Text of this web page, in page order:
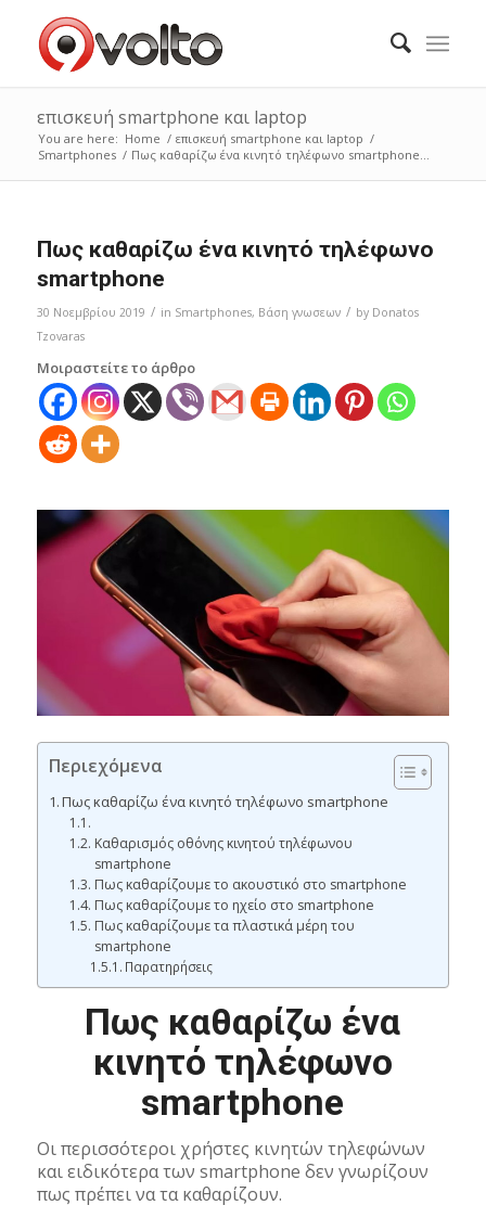
επισκευή smartphone και laptop
You are here: Home / επισκευή smartphone και laptop /
Smartphones / Πως καθαρίζω ένα κινητό τηλέφωνο smartphone...
Πως καθαρίζω ένα κινητό τηλέφωνο
smartphone
30 Νοεμβρίου 2019 / in Smartphones, Bάση γνωσεων / by Donatos
Tzovaras
Μοιραστείτε το άρθρο
Περιεχόμενα
Πως καθαρίζω ένα κινητό τηλέφωνο smartphone
Καθαρισμός οθόνης κινητού τηλέφωνου
smartphone
Πως καθαρίζουμε το ακουστικό στο smartphone
Πως καθαρίζουμε το ηχείο στο smartphone
Πως καθαρίζουμε τα πλαστικά μέρη του
smartphone
Παρατηρήσεις
Πως καθαρίζω ένα
κινητό τηλέφωνο
smartphone
Οι περισσότεροι χρήστες κινητών τηλεφώνων
και ειδικότερα των smartphone δεν γνωρίζουν
πως πρέπει να τα καθαρίζουν.